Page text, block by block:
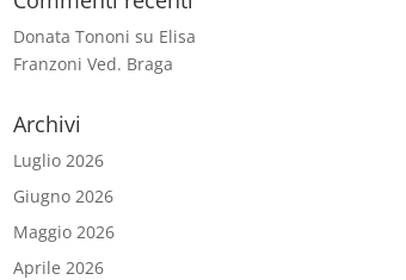
Donata Tononi su Elisa
Franzoni Ved. Braga
Archivi
Luglio 2026
Giugno 2026
Maggio 2026
Aprile 2026